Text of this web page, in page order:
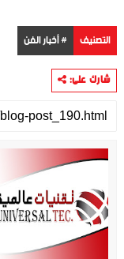
التصنيف # أخبار الفن
شارك على: